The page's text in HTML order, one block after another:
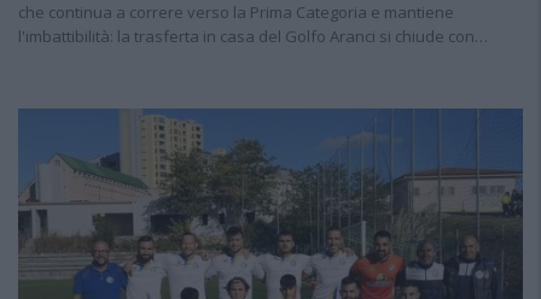
che continua a correre verso la Prima Categoria e mantiene
l'imbattibilità: la trasferta in casa del Golfo Aranci si chiude con…